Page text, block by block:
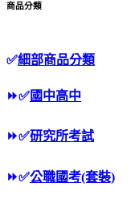
商品分類
✅細部商品分類
⏩✅國中高中
⏩✅研究所考試
⏩✅公職國考(套裝)